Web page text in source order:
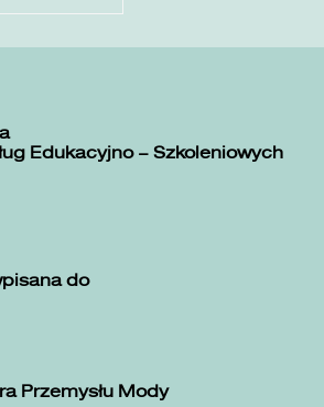
Edukacyjno – Szkoleniowych
do
Przemysłu Mody